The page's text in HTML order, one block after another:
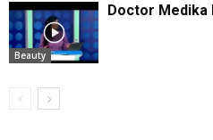
Beauty
Doctor Medika